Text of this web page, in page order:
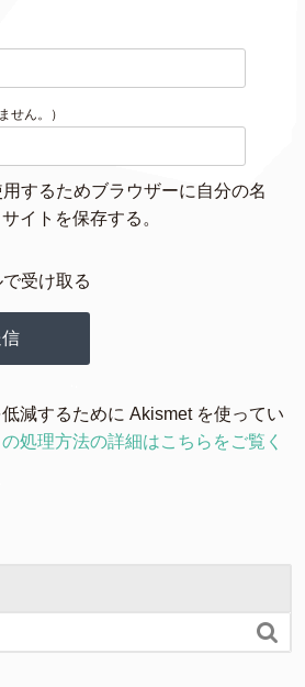
せん。）
するためブラウザーに自分の名
イトを保存する。
受け取る
減するために Akismet を使ってい
処理方法の詳細はこちらをご覧く
